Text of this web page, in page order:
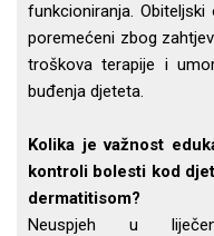
funkcioniranja.
poremećeni zbog
troškova terapije i
buđenja djeteta.
Kolika je važnost
kontroli bolesti kod
dermatitisom?
Neuspjeh u